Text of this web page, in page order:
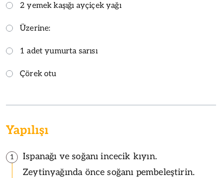
2 yemek kaşığı ayçiçek yağı
Üzerine:
1 adet yumurta sarısı
Çörek otu
Yapılışı
1
Ispanağı ve soğanı incecik kıyın.
Zeytinyağında önce soğanı pembeleştirin.